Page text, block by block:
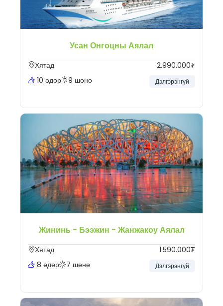
Усан Онгоцны Аялал
Хятад
10 өдөр
9 шөнө
2.990.000₮
Дэлгэрэнгүй
Жининь - Бээжин - Жанжакоу Аялал
Хятад
8 өдөр
7 шөнө
1.590.000₮
Дэлгэрэнгүй